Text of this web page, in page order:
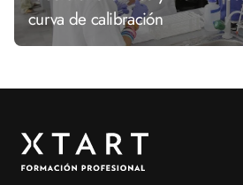
curva de calibración